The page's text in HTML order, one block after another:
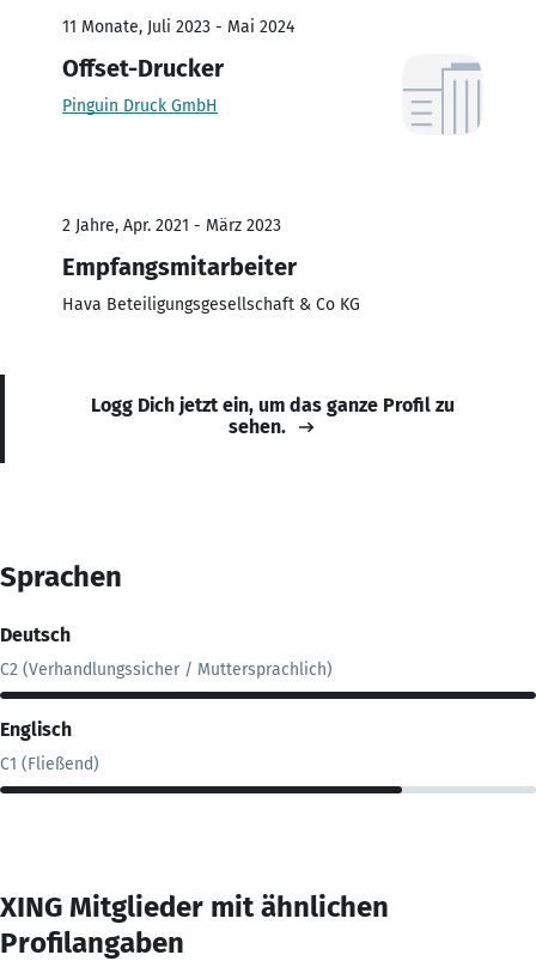
11 Monate, Juli 2023 - Mai 2024
Offset-Drucker
Pinguin Druck GmbH
2 Jahre, Apr. 2021 - März 2023
Empfangsmitarbeiter
Hava Beteiligungsgesellschaft & Co KG
Logg Dich jetzt ein, um das ganze Profil zu
sehen.
Sprachen
Deutsch
C2 (Verhandlungssicher / Muttersprachlich)
Englisch
C1 (Fließend)
XING Mitglieder mit ähnlichen
Profilangaben